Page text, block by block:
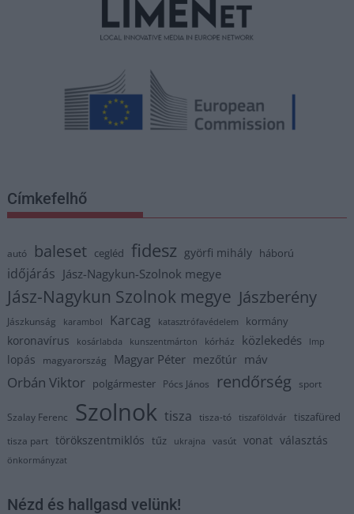
Címkefelhő
autó baleset cegléd fidesz györfi mihály háború
időjárás Jász-Nagykun-Szolnok megye
Jász-Nagykun Szolnok megye Jászberény
Jászkunság karambol Karcag katasztrófavédelem kormány
koronavírus kosárlabda kunszentmárton kórház közlekedés lmp
lopás magyarország Magyar Péter mezőtúr máv
Orbán Viktor polgármester Pócs János rendőrség sport
Szalay Ferenc Szolnok tisza tisza-tó tiszaföldvár tiszafüred
tisza part törökszentmiklós tűz ukrajna vasút vonat választás
önkormányzat
Nézd és hallgasd velünk!